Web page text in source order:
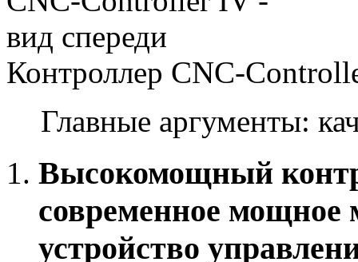
Контроллер CNC-
Главные аргументы:
Высокомощный
современное мощное
устройство